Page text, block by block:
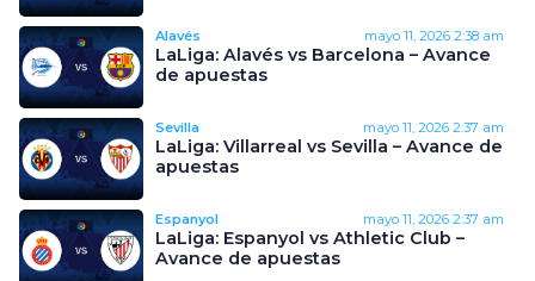
Alavés mayo 11, 2026 2:38 am
LaLiga: Alavés vs Barcelona – Avance
de apuestas
Sevilla mayo 11, 2026 2:37 am
LaLiga: Villarreal vs Sevilla – Avance de
apuestas
Espanyol mayo 11, 2026 2:37 am
LaLiga: Espanyol vs Athletic Club –
Avance de apuestas